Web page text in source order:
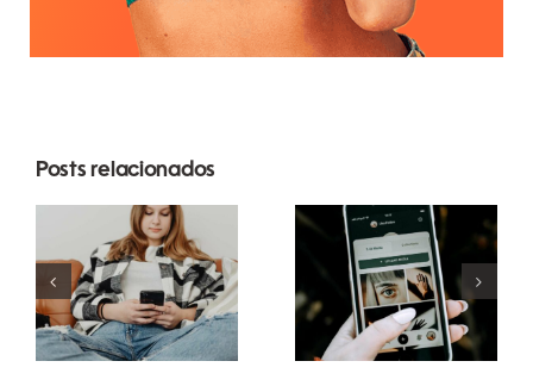
Posts relacionados
Estratégias
inovadoras
para
aumentar a
visibilidade
de grupos
no
Melhores
práticas
para usar
filtros de
realidade
aumentada